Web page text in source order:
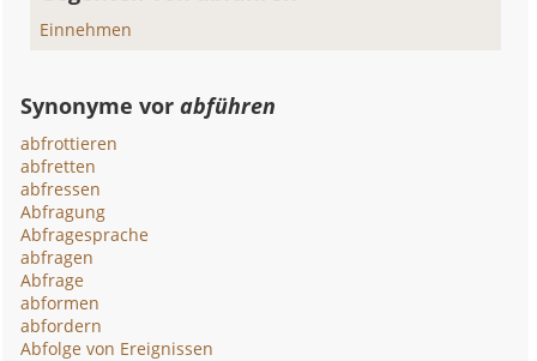
Einnehmen
Synonyme vorabführen
abfrottieren
abfretten
abfressen
Abfragung
Abfragesprache
abfragen
Abfrage
abformen
abfordern
Abfolge von Ereignissen